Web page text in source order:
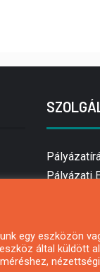
Pályázati
egy eszközön
által küldött